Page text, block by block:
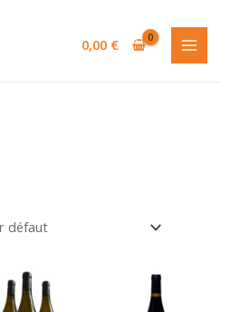
0,00 €